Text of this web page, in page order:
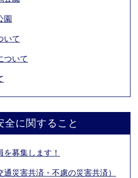
園
いて
ついて
全に関すること
募集します！
災害共済・不慮の災害共済）